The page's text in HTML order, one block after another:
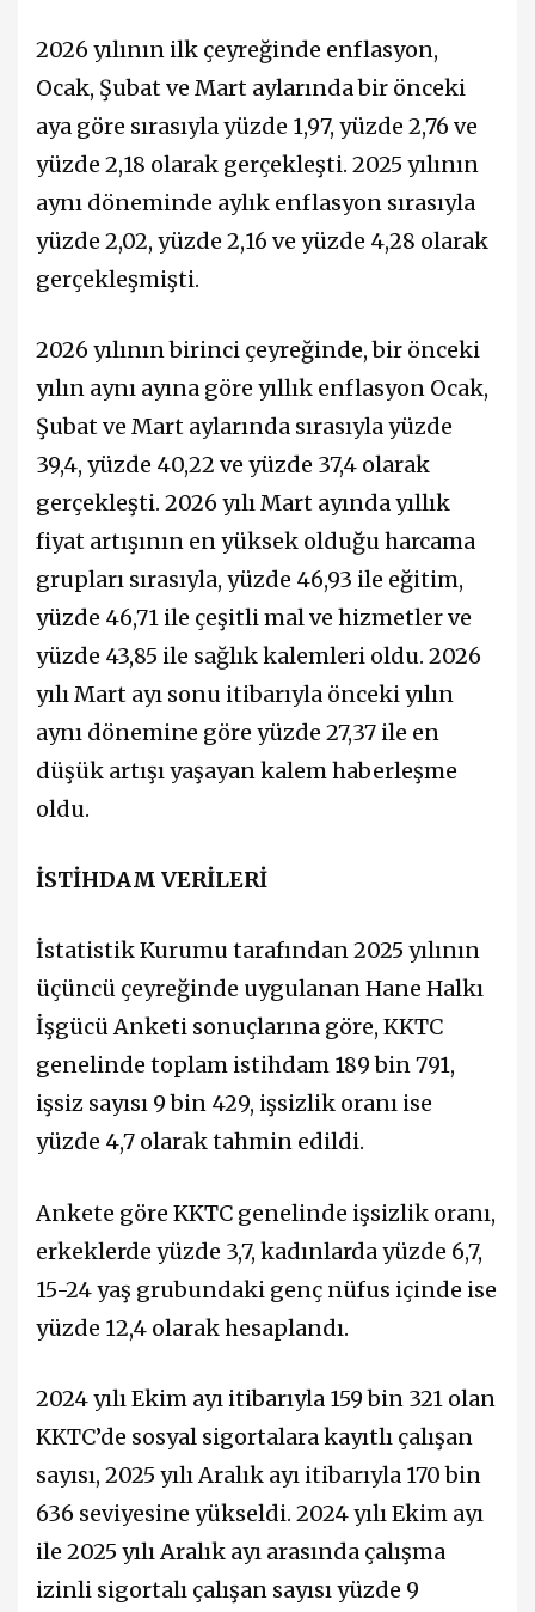
2026 yılının ilk çeyreğinde enflasyon,
Ocak, Şubat ve Mart aylarında bir önceki
aya göre sırasıyla yüzde 1,97, yüzde 2,76 ve
yüzde 2,18 olarak gerçekleşti. 2025 yılının
aynı döneminde aylık enflasyon sırasıyla
yüzde 2,02, yüzde 2,16 ve yüzde 4,28 olarak
gerçekleşmişti.
2026 yılının birinci çeyreğinde, bir önceki
yılın aynı ayına göre yıllık enflasyon Ocak,
Şubat ve Mart aylarında sırasıyla yüzde
39,4, yüzde 40,22 ve yüzde 37,4 olarak
gerçekleşti. 2026 yılı Mart ayında yıllık
fiyat artışının en yüksek olduğu harcama
grupları sırasıyla, yüzde 46,93 ile eğitim,
yüzde 46,71 ile çeşitli mal ve hizmetler ve
yüzde 43,85 ile sağlık kalemleri oldu. 2026
yılı Mart ayı sonu itibarıyla önceki yılın
aynı dönemine göre yüzde 27,37 ile en
düşük artışı yaşayan kalem haberleşme
oldu.
İSTİHDAM VERİLERİ
İstatistik Kurumu tarafından 2025 yılının
üçüncü çeyreğinde uygulanan Hane Halkı
İşgücü Anketi sonuçlarına göre, KKTC
genelinde toplam istihdam 189 bin 791,
işsiz sayısı 9 bin 429, işsizlik oranı ise
yüzde 4,7 olarak tahmin edildi.
Ankete göre KKTC genelinde işsizlik oranı,
erkeklerde yüzde 3,7, kadınlarda yüzde 6,7,
15-24 yaş grubundaki genç nüfus içinde ise
yüzde 12,4 olarak hesaplandı.
2024 yılı Ekim ayı itibarıyla 159 bin 321 olan
KKTC’de sosyal sigortalara kayıtlı çalışan
sayısı, 2025 yılı Aralık ayı itibarıyla 170 bin
636 seviyesine yükseldi. 2024 yılı Ekim ayı
ile 2025 yılı Aralık ayı arasında çalışma
izinli sigortalı çalışan sayısı yüzde 9